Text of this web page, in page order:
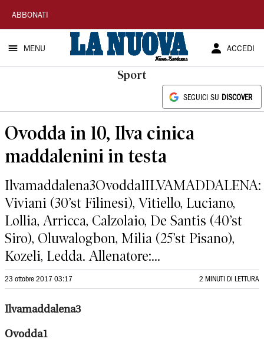
La
Nuova
Sardegna
ABBONATI
MENU ACCEDI
Sport
SEGUICI SU DISCOVER
Ovodda in 10, Ilva cinica
maddalenini in testa
Ilvamaddalena3Ovodda1ILVAMADDALENA:
Viviani (30’st Filinesi), Vitiello, Luciano,
Lollia, Arricca, Calzolaio, De Santis (40’st
Siro), Oluwalogbon, Milia (25’st Pisano),
Kozeli, Ledda. Allenatore:...
23 ottobre 2017 03:17 2 MINUTI DI LETTURA
Ilvamaddalena3
Ovodda1